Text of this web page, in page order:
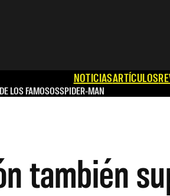
NOTICIASARTÍCULOS
LOS FAMOSOSSPIDER-MAN
también